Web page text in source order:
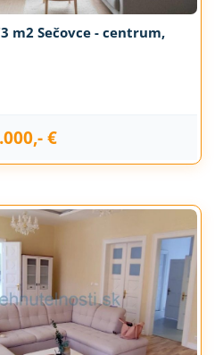
m2 Sečovce - centrum,
€